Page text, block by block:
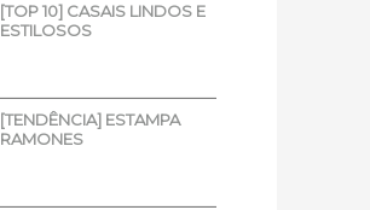
[TOP 10] CASAIS LINDOS E
ESTILOSOS
[TENDÊNCIA] ESTAMPA
RAMONES